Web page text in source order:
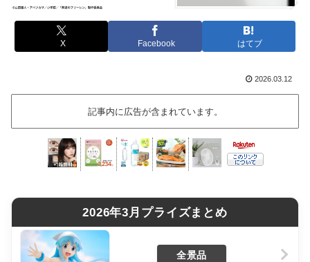
X Facebook はてブ
2026.03.12
記事内に広告が含まれています。
2026年3月プライズまとめ
全景品